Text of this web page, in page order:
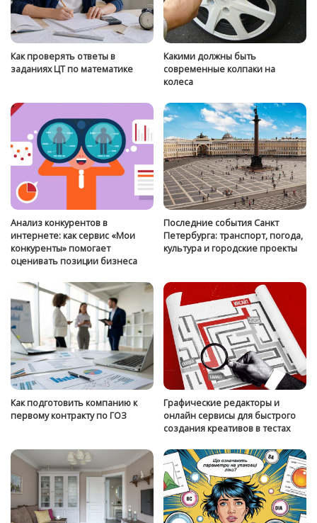
Как проверять ответы в
заданиях ЦТ по математике
Какими должны быть
современные колпаки на
колеса
Анализ конкурентов в
интернете: как сервис «Мои
конкуренты» помогает
оценивать позиции бизнеса
Последние события Санкт
Петербурга: транспорт, погода,
культура и городские проекты
Как подготовить компанию к
первому контракту по ГОЗ
Графические редакторы и
онлайн сервисы для быстрого
создания креативов в тестах